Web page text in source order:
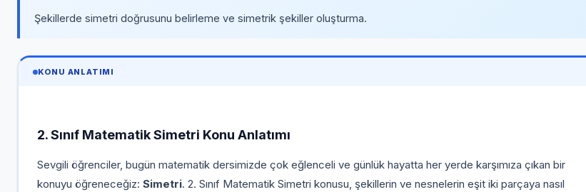
Şekillerde simetri doğrusunu belirleme ve simetrik şekiller oluşturma.
KONU ANLATIMI
2. Sınıf Matematik Simetri Konu Anlatımı
Sevgili öğrenciler, bugün matematik dersimizde çok eğlenceli ve günlük hayatta her yerde karşımıza çıkan bir
konuyu öğreneceğiz: Simetri. 2. Sınıf Matematik Simetri konusu, şekillerin ve nesnelerin eşit iki parçaya nasıl